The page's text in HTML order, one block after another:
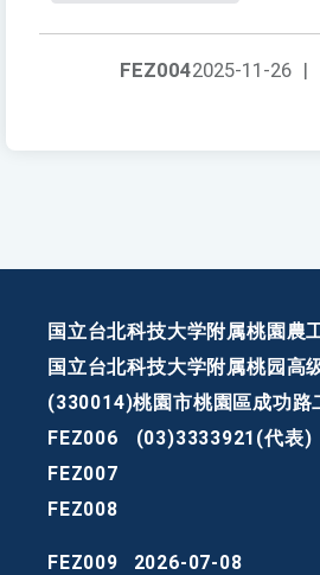
FEZ0042025-11-26 |
国立台北科技大学附属桃園農
国立台北科技大学附属桃园高
(330014)桃園市桃園區成功路
FEZ006
(03)3333921(代表)
FEZ007
FEZ008
FEZ009 2026-07-08